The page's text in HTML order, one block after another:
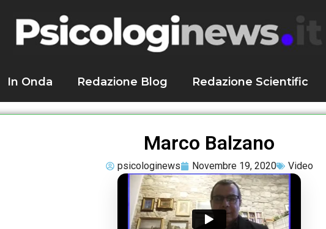
In Onda Redazione Blog Redazione Scientific
Marco Balzano
psicologinews Novembre 19, 2020 Video